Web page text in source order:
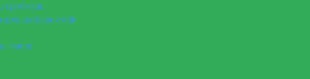
i prehranu
poljoprivrede
imanje